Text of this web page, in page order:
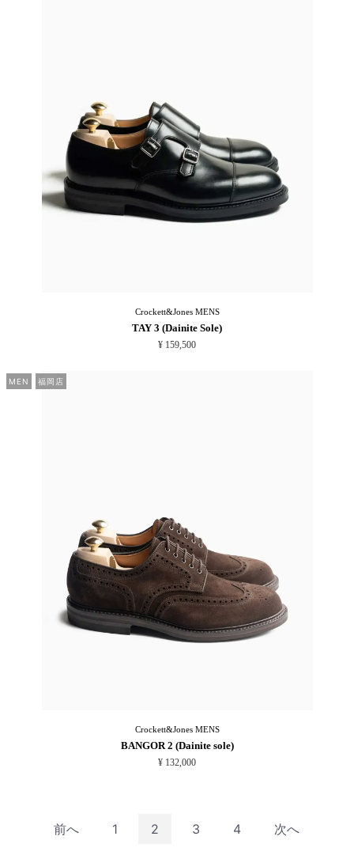
Crockett&JonesMENS
TAY 3 (Dainite Sole)
¥ 159,500
MEN 福岡店
Crockett&JonesMENS
BANGOR 2 (Dainite sole)
¥ 132,000
前へ 1 2 3 4 次へ